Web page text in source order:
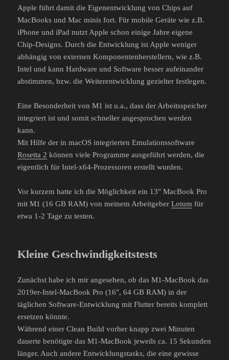
Apple führt damit die Eigenentwicklung von Chips auf
MacBooks und Mac minis fort. Für mobile Geräte wie z.B.
iPhone und iPad nutzt Apple schon einige Jahre eigene
Chip-Designs. Durch die Entwicklung ist Apple weniger
abhängig von externen Komponentenherstellern, wie z.B.
Intel und kann Hardware und Software besser aufeinander
abstimmen, bzw. die Weiterentwicklung gezielter festlegen.
Eine Besonderheit von M1 ist u.a., dass der Arbeitsspeicher
integriert ist und somit schneller angesprochen werden
kann.
Mit Hilfe der in macOS integrierten Emulationssoftware
Rosetta 2 können viele Programme ausgeführt werden, die
eigentlich für Intel-x64-Prozessoren erstellt wurden.
Vor kurzem hatte ich die Möglichkeit ein 13″ MacBook Pro
mit M1 (16 GB RAM) von meinem ArbeitgeberLotum für
etwa 1-2 Tage zu testen.
Kleine Geschwindigkeitstests
Zunächst habe ich mir angesehen, ob das M1-MacBook das
2019er-Intel-MacBook Pro (16″, 64 GB RAM) in der
täglichen Software-Entwicklung mit Flutter bereits komplett
ersetzen könnte.
Während einer Clean Build vorher knapp zwei Minuten
dauerte benötigte das M1-MacBook jeweils ca. 15 Sekunden
länger. Auch andere Entwicklungstasks, die eine gewisse